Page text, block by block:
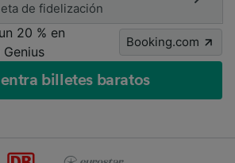
de fidelización
20 % en
Booking.com
billetes baratos